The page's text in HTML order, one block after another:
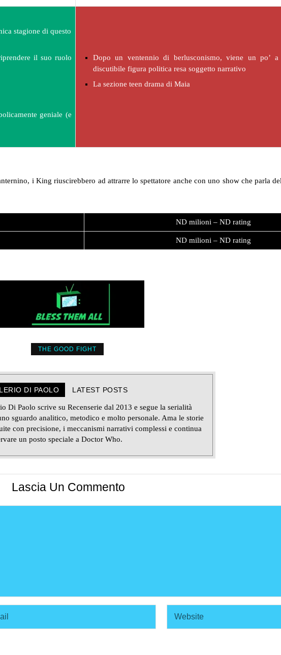
stagione di questo
il suo ruolo
geniale (e
Dopo un ventennio di berlusconismo, viene un po’
discutibile figura politica resa soggetto narrativo
La sezione teen drama di Maia
i King riuscirebbero ad attrarre lo spettatore anche con uno show che parla
ND milioni – ND rating
ND milioni – ND rating
THE GOOD FIGHT
DI PAOLO LATEST POSTS
Di Paolo scrive su Recenserie dal 2013 e segue la serialità
sguardo analitico, metodico e molto personale. Ama le storie
con precisione, i meccanismi narrativi complessi e continua
un posto speciale a Doctor Who.
Lascia Un Commento